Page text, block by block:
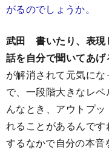
がるのでしょうか。
武田
書いたり、表
話を自分で聞いてあげ
が解消されて元気に
で、一段階大きなレ
んなとき、アウトプ
れることがあるんで
するなかで自分の本音